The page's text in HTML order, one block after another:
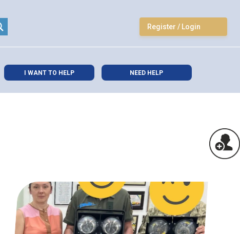
Register / Login
I WANT TO HELP NEED HELP